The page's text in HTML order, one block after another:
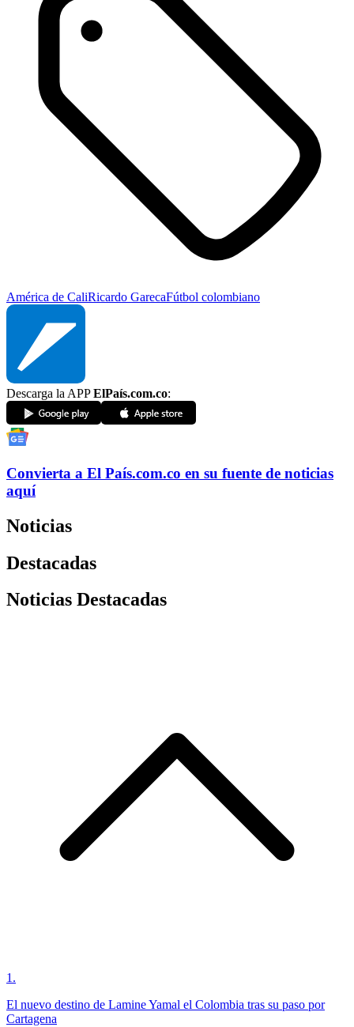
América de CaliRicardo GarecaFútbol colombiano
Descarga la APPElPaís.com.co:
Convierta a El País.com.co en su fuente de noticias
aquí
Noticias
Destacadas
Noticias Destacadas
1 .
El nuevo destino de Lamine Yamal el Colombia tras su paso por
Cartagena